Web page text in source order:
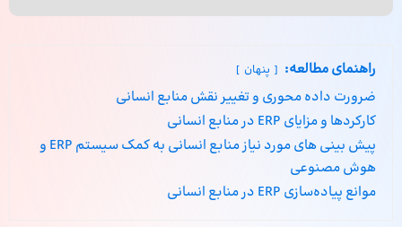
راهنمای مطالعه: پنهان
ضرورت داده محوری و تغییر نقش منابع انسانی
کارکردها و مزایای ERP در منابع انسانی
پیش بینی های مورد نیاز منابع انسانی به کمک سیستم ERP و
هوش مصنوعی
موانع پیاده‌سازی ERP در منابع انسانی